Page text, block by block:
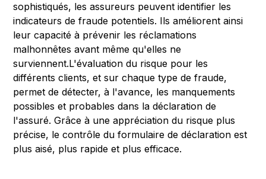
sophistiqués, les assureurs peuvent identifier les
indicateurs de fraude potentiels. Ils améliorent ainsi
leur capacité à prévenir les réclamations
malhonnêtes avant même qu'elles ne
surviennent.L'évaluation du risque pour les
différents clients, et sur chaque type de fraude,
permet de détecter, à l'avance, les manquements
possibles et probables dans la déclaration de
l'assuré. Grâce à une appréciation du risque plus
précise, le contrôle du formulaire de déclaration est
plus aisé, plus rapide et plus efficace.